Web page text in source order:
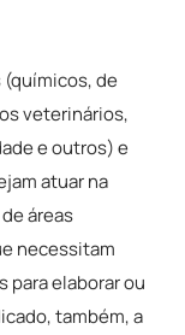
de
veterinários,
e outros) e
atuar na
áreas
necessitam
para elaborar ou
também, a